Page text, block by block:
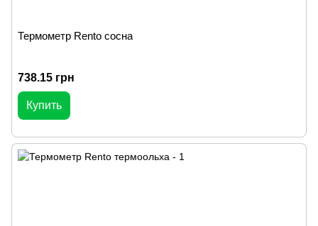
Термометр Rento сосна
738.15 грн
Купить